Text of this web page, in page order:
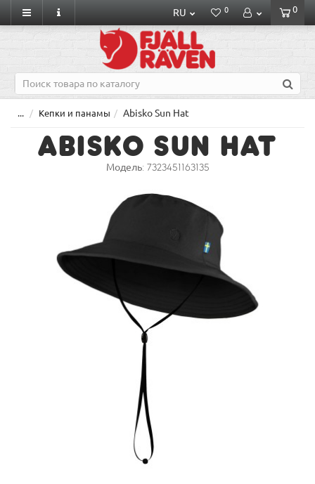
0
RU 0
... Кепки и панамы Abisko Sun Hat
Abisko Sun Hat
Модель: 7323451163135